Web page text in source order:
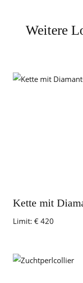
Weitere
Kette mit
Limit: € 420